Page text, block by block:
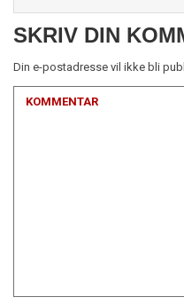
SKRIV DIN
Din e-postadresse vil ikke bli
KOMMENTAR